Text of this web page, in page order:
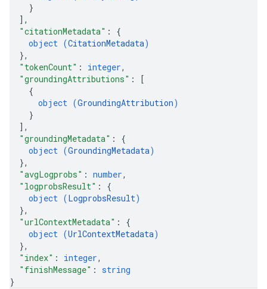
}
] ,
"citationMetadata" : {
object (CitationMetadata)
},
"tokenCount" : integer,
"groundingAttributions" :
[
{
object (GroundingAttribution)
}
] ,
"groundingMetadata" : {
object (GroundingMetadata)
},
"avgLogprobs" : number,
"logprobsResult" : {
object (LogprobsResult)
},
"urlContextMetadata" : {
object (UrlContextMetadata)
},
"index" : integer,
"finishMessage" : string
}